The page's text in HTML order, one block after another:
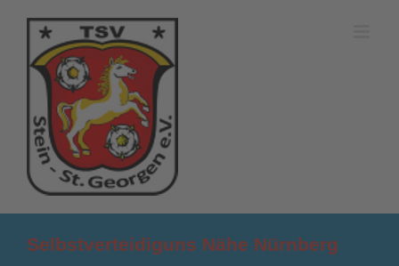
Selbstverteidiguns Nähe Nürnberg